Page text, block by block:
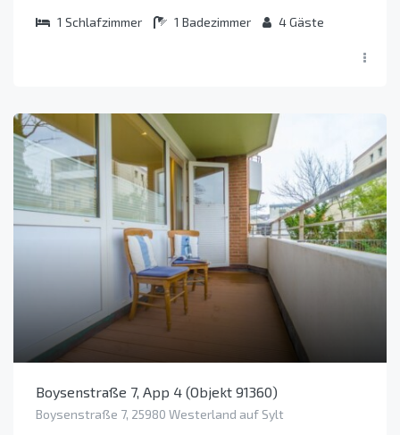
1 Schlafzimmer 1 Badezimmer 4Gäste
Boysenstraße 7, App 4 (Objekt 91360)
Boysenstraße 7, 25980 Westerland auf Sylt